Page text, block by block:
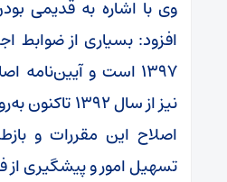
وی با اشاره به قدیمی
افزود: بسیاری از ضوابط
۱۳۹۷ است و
نیز از سال
اصلاح این مقررات و
تسهیل امور و پیشگیری